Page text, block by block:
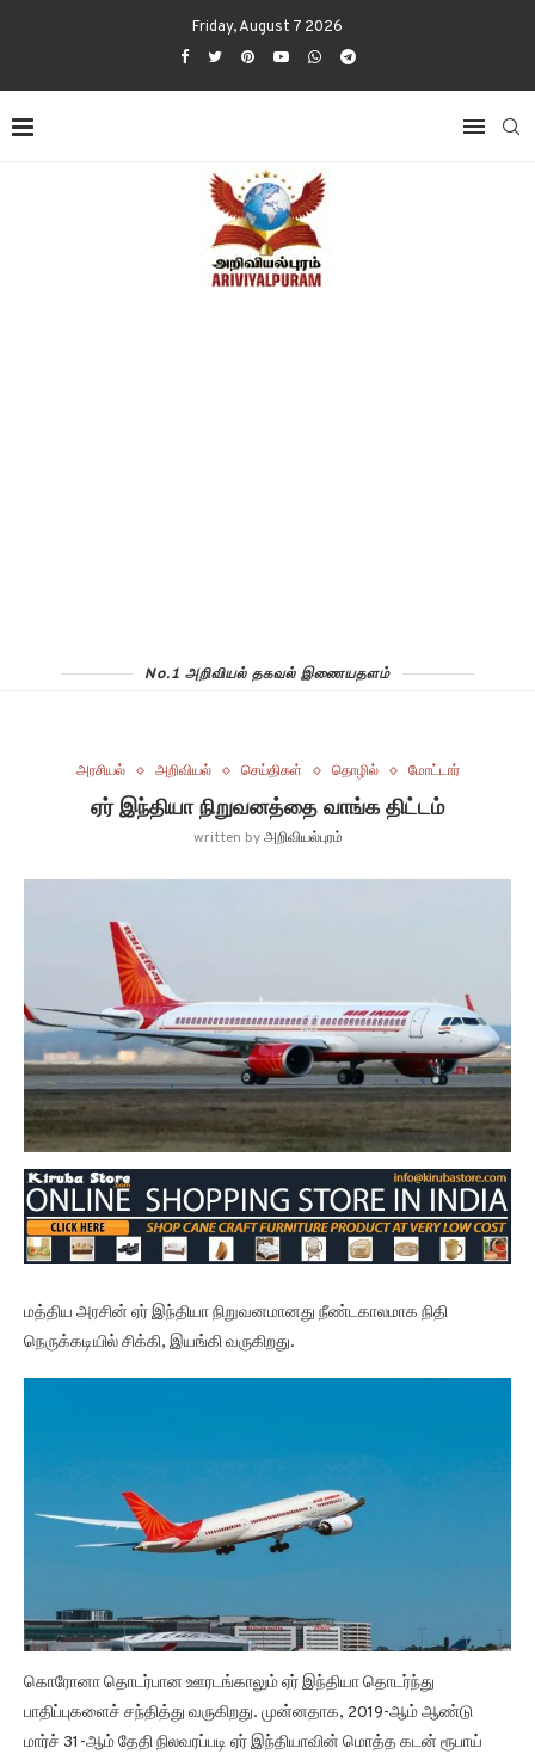
Friday, August 7 2026
No.1 அறிவியல் தகவல் இணையதளம்
அரசியல் அறிவியல் செய்திகள் தொழில் மோட்டார்
ஏர் இந்தியா நிறுவனத்தை வாங்க திட்டம்
written byஅறிவியல்புரம்
மத்திய அரசின் ஏர் இந்தியா நிறுவனமானது நீண்டகாலமாக நிதி
நெருக்கடியில் சிக்கி, இயங்கி வருகிறது.
கொரோனா தொடர்பான ஊரடங்காலும் ஏர் இந்தியா தொடர்ந்து
பாதிப்புகளைச் சந்தித்து வருகிறது. முன்னதாக, 2019-ஆம் ஆண்டு
மார்ச் 31-ஆம் தேதி நிலவரப்படி ஏர் இந்தியாவின் மொத்த கடன் ரூபாய்